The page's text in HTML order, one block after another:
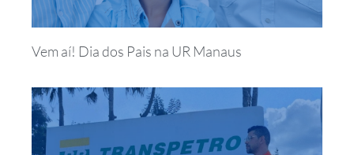
Vem aí! Dia dos Pais na UR Manaus